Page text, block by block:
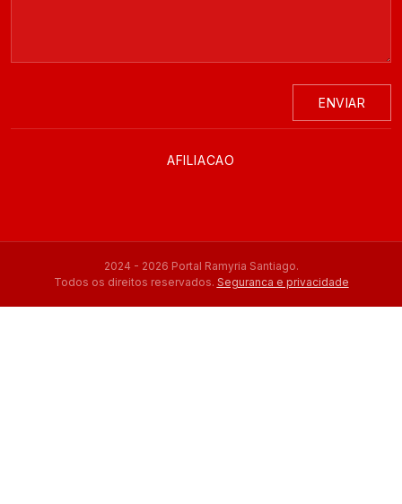
ENVIAR
AFILIACAO
2024 - 2026 Portal Ramyria Santiago.
Todos os direitos reservados. Seguranca e privacidade